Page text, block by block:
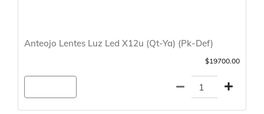
Anteojo Lentes Luz Led X12u (Qt-Ya) (Pk-Def)
$19700.00